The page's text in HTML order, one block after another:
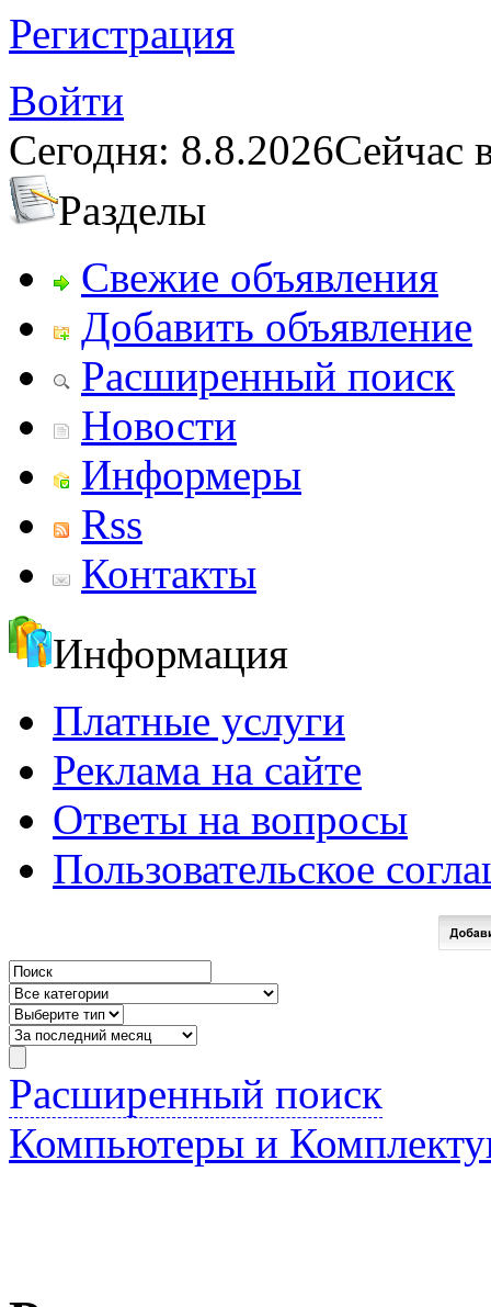
Регистрация
Войти
Сегодня: 8.8.2026Сейчас
Разделы
Свежие объявления
Добавить объявление
Расширенный поиск
Новости
Информеры
Rss
Контакты
Информация
Платные услуги
Реклама на сайте
Ответы на вопросы
Пользовательское
Расширенный поиск
Компьютеры и